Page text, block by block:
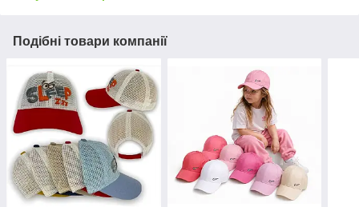
Подібні товари компанії